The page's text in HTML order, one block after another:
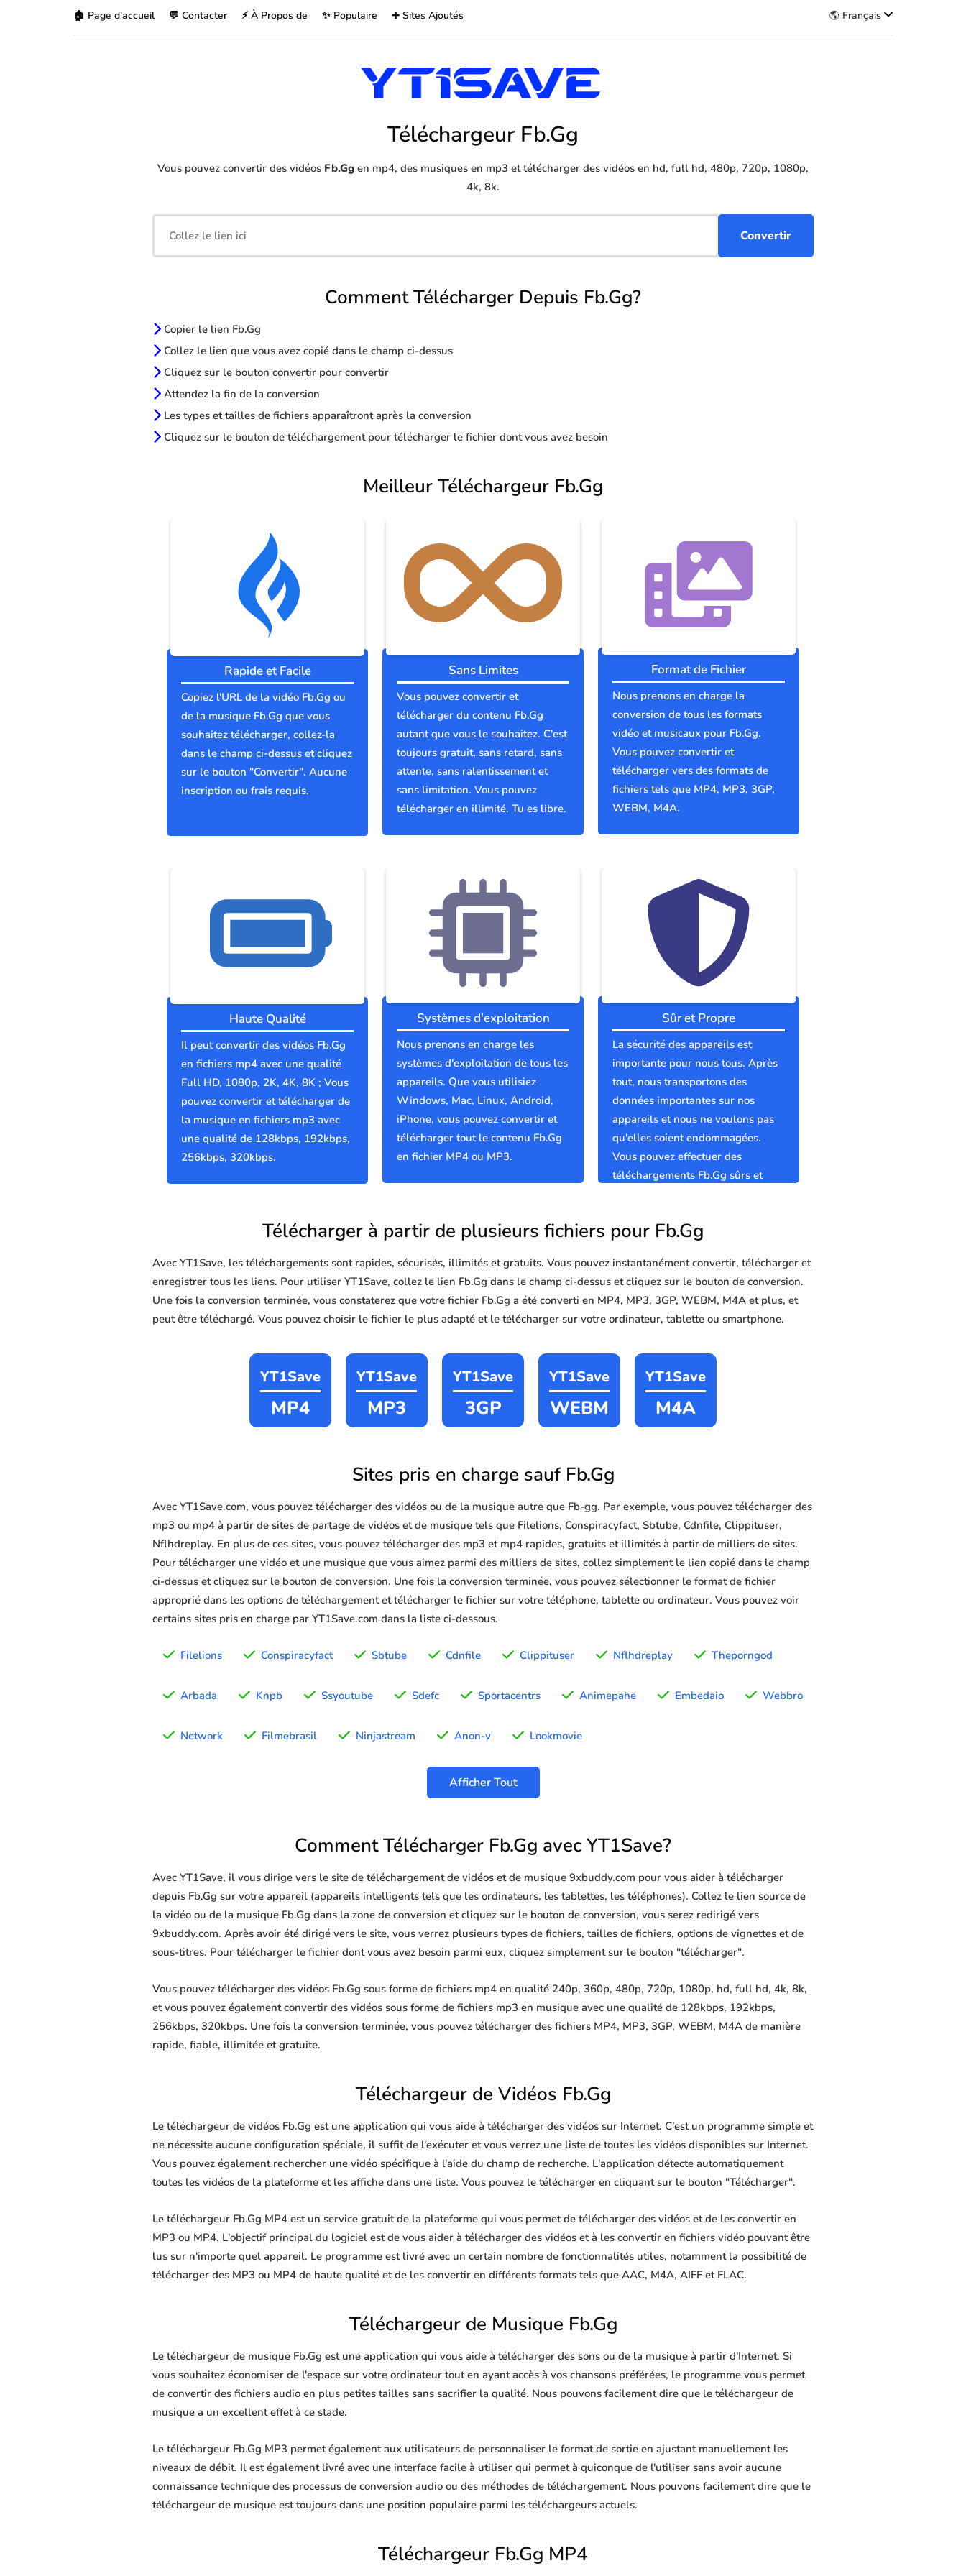
🏠 Page d’accueil 💬 Contacter ⚡ À Propos de ✨ Populaire ➕ Sites Ajoutés 🌎 Français
Téléchargeur Fb.Gg
Vous pouvez convertir des vidéos Fb.Gg en mp4, des musiques en mp3 et télécharger des vidéos en hd, full hd, 480p, 720p, 1080p,
4k, 8k.
Comment Télécharger Depuis Fb.Gg?
Copier le lien Fb.Gg
Collez le lien que vous avez copié dans le champ ci-dessus
Cliquez sur le bouton convertir pour convertir
Attendez la fin de la conversion
Les types et tailles de fichiers apparaîtront après la conversion
Cliquez sur le bouton de téléchargement pour télécharger le fichier dont vous avez besoin
Meilleur Téléchargeur Fb.Gg
Rapide et Facile
Copiez l'URL de la vidéo Fb.Gg ou
de la musique Fb.Gg que vous
souhaitez télécharger, collez-la
dans le champ ci-dessus et cliquez
sur le bouton "Convertir". Aucune
inscription ou frais requis.
Sans Limites
Vous pouvez convertir et
télécharger du contenu Fb.Gg
autant que vous le souhaitez. C'est
toujours gratuit, sans retard, sans
attente, sans ralentissement et
sans limitation. Vous pouvez
télécharger en illimité. Tu es libre.
Format de Fichier
Nous prenons en charge la
conversion de tous les formats
vidéo et musicaux pour Fb.Gg.
Vous pouvez convertir et
télécharger vers des formats de
fichiers tels que MP4, MP3, 3GP,
WEBM, M4A.
Haute Qualité
Il peut convertir des vidéos Fb.Gg
en fichiers mp4 avec une qualité
Full HD, 1080p, 2K, 4K, 8K ; Vous
pouvez convertir et télécharger de
la musique en fichiers mp3 avec
une qualité de 128kbps, 192kbps,
256kbps, 320kbps.
Systèmes d'exploitation
Nous prenons en charge les
systèmes d'exploitation de tous les
appareils. Que vous utilisiez
Windows, Mac, Linux, Android,
iPhone, vous pouvez convertir et
télécharger tout le contenu Fb.Gg
en fichier MP4 ou MP3.
Sûr et Propre
La sécurité des appareils est
importante pour nous tous. Après
tout, nous transportons des
données importantes sur nos
appareils et nous ne voulons pas
qu'elles soient endommagées.
Vous pouvez effectuer des
téléchargements Fb.Gg sûrs et
Télécharger à partir de plusieurs fichiers pour Fb.Gg
Avec YT1Save, les téléchargements sont rapides, sécurisés, illimités et gratuits. Vous pouvez instantanément convertir, télécharger et
enregistrer tous les liens. Pour utiliser YT1Save, collez le lien Fb.Gg dans le champ ci-dessus et cliquez sur le bouton de conversion.
Une fois la conversion terminée, vous constaterez que votre fichier Fb.Gg a été converti en MP4, MP3, 3GP, WEBM, M4A et plus, et
peut être téléchargé. Vous pouvez choisir le fichier le plus adapté et le télécharger sur votre ordinateur, tablette ou smartphone.
YT1Save
MP4
YT1Save
MP3
YT1Save
3GP
YT1Save
WEBM
YT1Save
M4A
Sites pris en charge sauf Fb.Gg
Avec YT1Save.com, vous pouvez télécharger des vidéos ou de la musique autre que Fb-gg. Par exemple, vous pouvez télécharger des
mp3 ou mp4 à partir de sites de partage de vidéos et de musique tels que Filelions, Conspiracyfact, Sbtube, Cdnfile, Clippituser,
Nflhdreplay. En plus de ces sites, vous pouvez télécharger des mp3 et mp4 rapides, gratuits et illimités à partir de milliers de sites.
Pour télécharger une vidéo et une musique que vous aimez parmi des milliers de sites, collez simplement le lien copié dans le champ
ci-dessus et cliquez sur le bouton de conversion. Une fois la conversion terminée, vous pouvez sélectionner le format de fichier
approprié dans les options de téléchargement et télécharger le fichier sur votre téléphone, tablette ou ordinateur. Vous pouvez voir
certains sites pris en charge par YT1Save.com dans la liste ci-dessous.
Filelions Conspiracyfact Sbtube Cdnfile Clippituser Nflhdreplay Theporngod
Arbada Knpb Ssyoutube Sdefc Sportacentrs Animepahe Embedaio Webbro
Network Filmebrasil Ninjastream Anon-v Lookmovie
Afficher Tout
Comment Télécharger Fb.Gg avec YT1Save?
Avec YT1Save, il vous dirige vers le site de téléchargement de vidéos et de musique 9xbuddy.com pour vous aider à télécharger
depuis Fb.Gg sur votre appareil (appareils intelligents tels que les ordinateurs, les tablettes, les téléphones). Collez le lien source de
la vidéo ou de la musique Fb.Gg dans la zone de conversion et cliquez sur le bouton de conversion, vous serez redirigé vers
9xbuddy.com. Après avoir été dirigé vers le site, vous verrez plusieurs types de fichiers, tailles de fichiers, options de vignettes et de
sous-titres. Pour télécharger le fichier dont vous avez besoin parmi eux, cliquez simplement sur le bouton "télécharger".
Vous pouvez télécharger des vidéos Fb.Gg sous forme de fichiers mp4 en qualité 240p, 360p, 480p, 720p, 1080p, hd, full hd, 4k, 8k,
et vous pouvez également convertir des vidéos sous forme de fichiers mp3 en musique avec une qualité de 128kbps, 192kbps,
256kbps, 320kbps. Une fois la conversion terminée, vous pouvez télécharger des fichiers MP4, MP3, 3GP, WEBM, M4A de manière
rapide, fiable, illimitée et gratuite.
Téléchargeur de Vidéos Fb.Gg
Le téléchargeur de vidéos Fb.Gg est une application qui vous aide à télécharger des vidéos sur Internet. C'est un programme simple et
ne nécessite aucune configuration spéciale, il suffit de l'exécuter et vous verrez une liste de toutes les vidéos disponibles sur Internet.
Vous pouvez également rechercher une vidéo spécifique à l'aide du champ de recherche. L'application détecte automatiquement
toutes les vidéos de la plateforme et les affiche dans une liste. Vous pouvez le télécharger en cliquant sur le bouton "Télécharger".
Le téléchargeur Fb.Gg MP4 est un service gratuit de la plateforme qui vous permet de télécharger des vidéos et de les convertir en
MP3 ou MP4. L'objectif principal du logiciel est de vous aider à télécharger des vidéos et à les convertir en fichiers vidéo pouvant être
lus sur n'importe quel appareil. Le programme est livré avec un certain nombre de fonctionnalités utiles, notamment la possibilité de
télécharger des MP3 ou MP4 de haute qualité et de les convertir en différents formats tels que AAC, M4A, AIFF et FLAC.
Téléchargeur de Musique Fb.Gg
Le téléchargeur de musique Fb.Gg est une application qui vous aide à télécharger des sons ou de la musique à partir d'Internet. Si
vous souhaitez économiser de l'espace sur votre ordinateur tout en ayant accès à vos chansons préférées, le programme vous permet
de convertir des fichiers audio en plus petites tailles sans sacrifier la qualité. Nous pouvons facilement dire que le téléchargeur de
musique a un excellent effet à ce stade.
Le téléchargeur Fb.Gg MP3 permet également aux utilisateurs de personnaliser le format de sortie en ajustant manuellement les
niveaux de débit. Il est également livré avec une interface facile à utiliser qui permet à quiconque de l'utiliser sans avoir aucune
connaissance technique des processus de conversion audio ou des méthodes de téléchargement. Nous pouvons facilement dire que le
téléchargeur de musique est toujours dans une position populaire parmi les téléchargeurs actuels.
Téléchargeur Fb.Gg MP4